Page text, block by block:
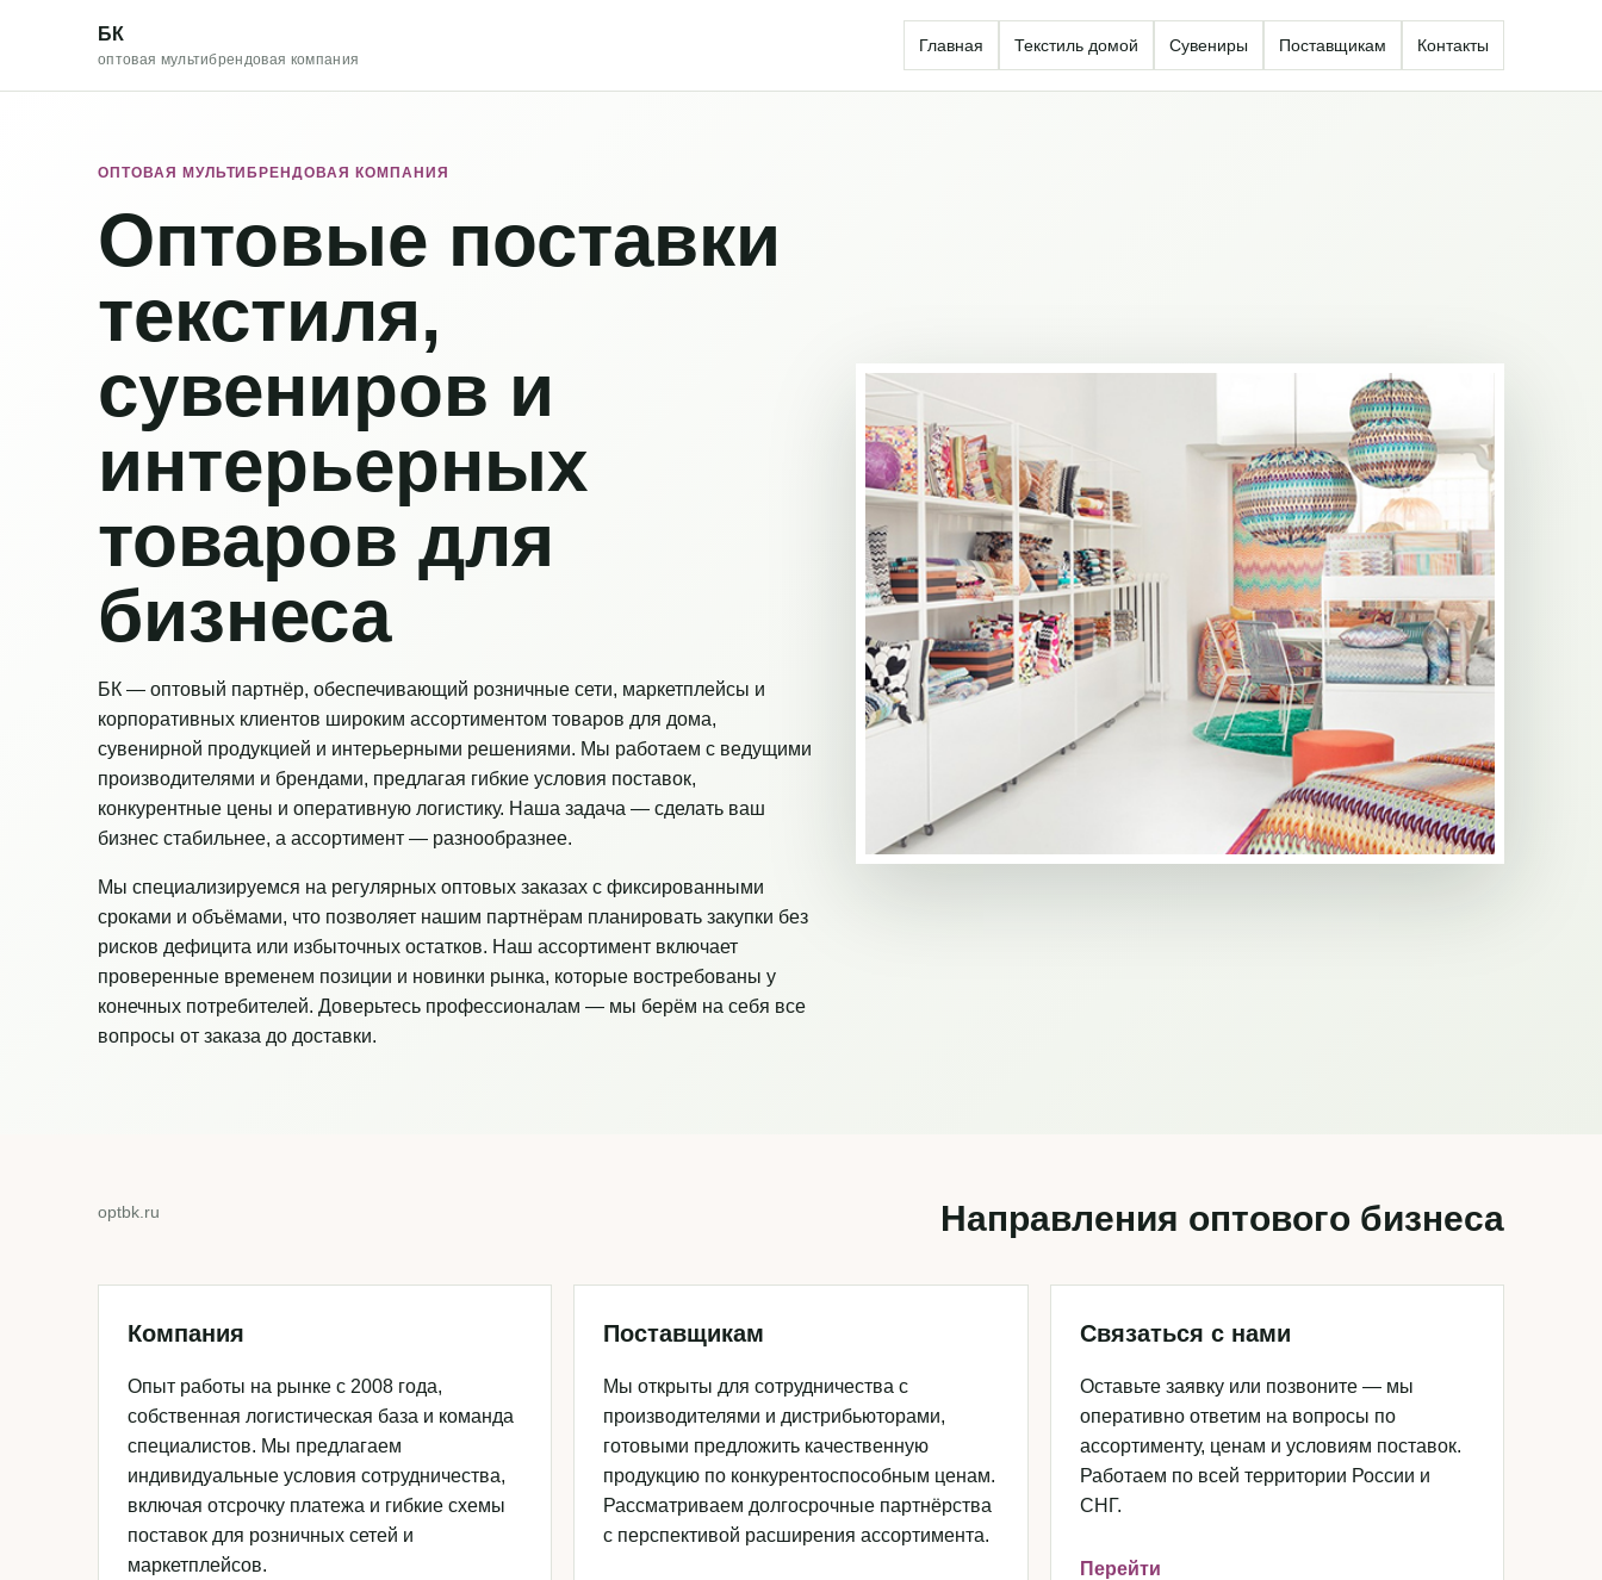
БК
оптовая мультибрендовая компания
Главная Текстиль домой Сувениры Поставщикам Контакты
ОПТОВАЯ МУЛЬТИБРЕНДОВАЯ КОМПАНИЯ
Оптовые поставки
текстиля,
сувениров и
интерьерных
товаров для
бизнеса
БК — оптовый партнёр, обеспечивающий розничные сети, маркетплейсы и
корпоративных клиентов широким ассортиментом товаров для дома,
сувенирной продукцией и интерьерными решениями. Мы работаем с ведущими
производителями и брендами, предлагая гибкие условия поставок,
конкурентные цены и оперативную логистику. Наша задача — сделать ваш
бизнес стабильнее, а ассортимент — разнообразнее.
Мы специализируемся на регулярных оптовых заказах с фиксированными
сроками и объёмами, что позволяет нашим партнёрам планировать закупки без
рисков дефицита или избыточных остатков. Наш ассортимент включает
проверенные временем позиции и новинки рынка, которые востребованы у
конечных потребителей. Доверьтесь профессионалам — мы берём на себя все
вопросы от заказа до доставки.
optbk.ru Направления оптового бизнеса
Компания
Опыт работы на рынке с 2008 года,
собственная логистическая база и команда
специалистов. Мы предлагаем
индивидуальные условия сотрудничества,
включая отсрочку платежа и гибкие схемы
поставок для розничных сетей и
маркетплейсов.
Поставщикам
Мы открыты для сотрудничества с
производителями и дистрибьюторами,
готовыми предложить качественную
продукцию по конкурентоспособным ценам.
Рассматриваем долгосрочные партнёрства
с перспективой расширения ассортимента.
Связаться с нами
Оставьте заявку или позвоните — мы
оперативно ответим на вопросы по
ассортименту, ценам и условиям поставок.
Работаем по всей территории России и
СНГ.
Перейти